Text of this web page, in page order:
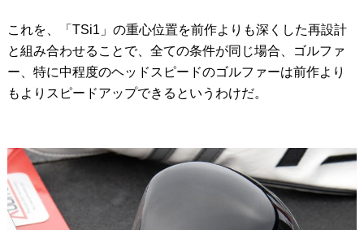
これを、「TSi1」の重心位置を前作よりも深くした再設計
と組み合わせることで、全ての条件が同じ場合、ゴルファ
ー、特に中程度のヘッドスピードのゴルファーは前作より
もよりスピードアップできるというわけだ。